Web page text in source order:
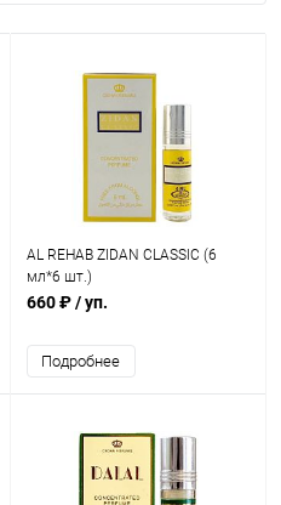
AL REHAB ZIDAN CLASSIC (6
мл*6 шт.)
660 ₽/ уп.
Подробнее